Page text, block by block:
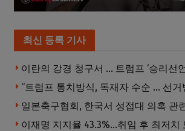
최신 등록 기사
이란의 강경 청구서 … 트럼프 ‘승리선
“트럼프 통치방식, 독재자 수순 … 선거
일본축구협회, 한국서 성접대 의혹 관
이재명 지지율 43.3%…취임 후 최저치